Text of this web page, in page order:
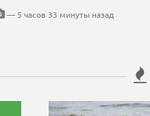
— 5 часов 33 минуты назад